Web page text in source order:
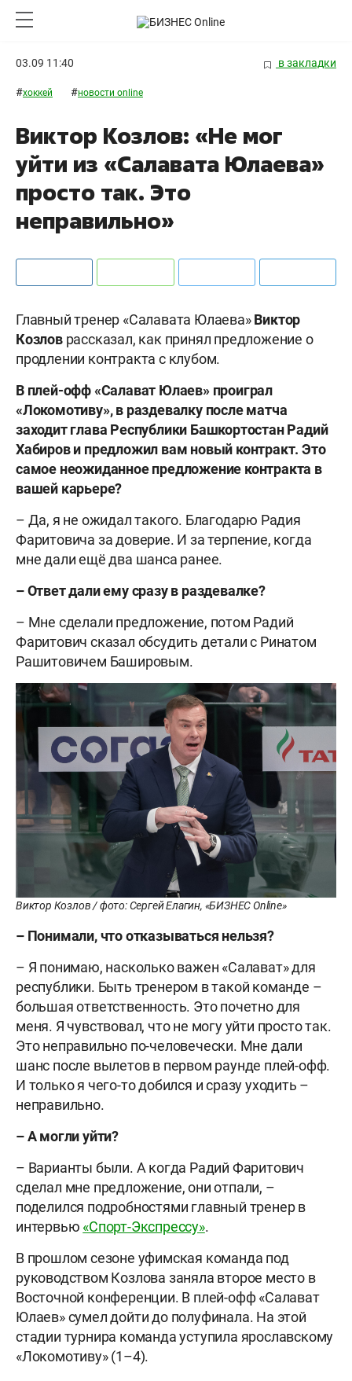
03.09 11:40 в закладки
#хоккей #новости online
Виктор Козлов: «Не мог
уйти из «Салавата Юлаева»
просто так. Это
неправильно»
Главный тренер «Салавата Юлаева»Виктор
Козловрассказал, как принял предложение о
продлении контракта с клубом.
В плей-офф «Салават Юлаев» проиграл
«Локомотиву», в раздевалку после матча
заходит глава Республики Башкортостан Радий
Хабиров и предложил вам новый контракт. Это
самое неожиданное предложение контракта в
вашей карьере?
– Да, я не ожидал такого. Благодарю Радия
Фаритовича за доверие. И за терпение, когда
мне дали ещё два шанса ранее.
– Ответ дали ему сразу в раздевалке?
– Мне сделали предложение, потом Радий
Фаритович сказал обсудить детали с Ринатом
Рашитовичем Башировым.
Виктор Козлов / фото: Сергей Елагин, «БИЗНЕС Online»
– Понимали, что отказываться нельзя?
– Я понимаю, насколько важен «Салават» для
республики. Быть тренером в такой команде –
большая ответственность. Это почетно для
меня. Я чувствовал, что не могу уйти просто так.
Это неправильно по-человечески. Мне дали
шанс после вылетов в первом раунде плей-офф.
И только я чего-то добился и сразу уходить –
неправильно.
– А могли уйти?
– Варианты были. А когда Радий Фаритович
сделал мне предложение, они отпали, –
поделился подробностями главный тренер в
интервью «Спорт-Экспрессу».
В прошлом сезоне уфимская команда под
руководством Козлова заняла второе место в
Восточной конференции. В плей-офф «Салават
Юлаев» сумел дойти до полуфинала. На этой
стадии турнира команда уступила ярославскому
«Локомотиву» (1–4).